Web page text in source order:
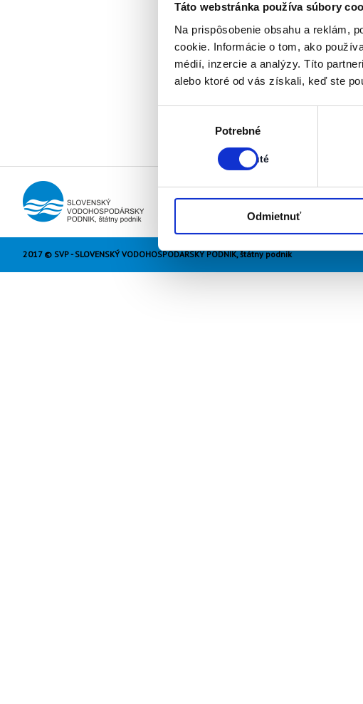
Táto webstránka používa súbory
Na prispôsobenie obsahu a reklám,
cookie. Informácie o tom, ako
médií, inzercie a analýzy. Títo
alebo ktoré od vás získali, keď ste
Potrebné
Zapnuté
Stav:
Zapnuté
Odmietnuť
2017 © SVP - SLOVENSKÝ VODOHOSPODÁRSKY PODNIK, štátny podnik